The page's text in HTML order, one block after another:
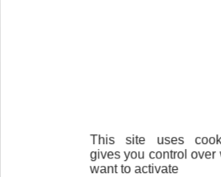
This site uses
gives you control over
want to activate